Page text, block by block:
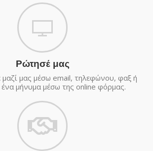
Ρώτησέ μας
μαζί μας μέσω email, τηλεφώνου, φαξ ή
ένα μήνυμα μέσω της online φόρμας.